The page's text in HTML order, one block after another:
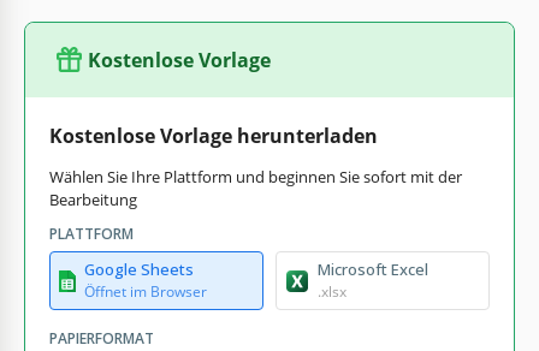
Kostenlose Vorlage
Kostenlose Vorlage herunterladen
Wählen Sie Ihre Plattform und beginnen Sie sofort mit der
Bearbeitung
PLATTFORM
Google Sheets
Öffnet im Browser
Microsoft Excel
.xlsx
PAPIERFORMAT